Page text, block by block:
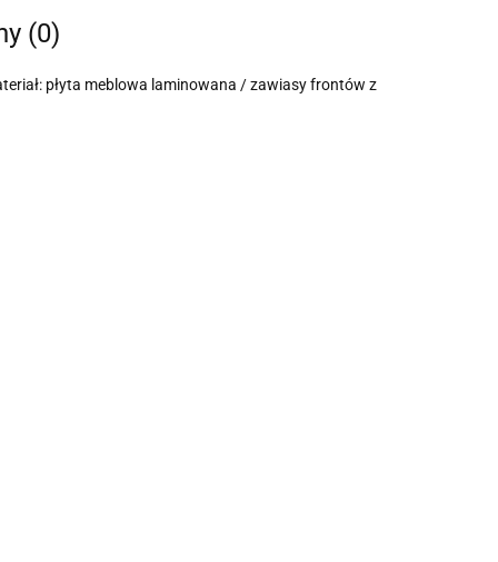
(0)
płyta meblowa laminowana / zawiasy frontów z